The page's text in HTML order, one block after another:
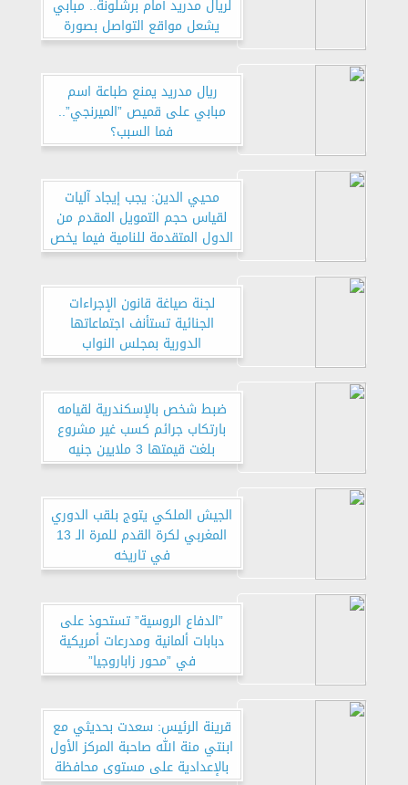
لريال مدريد أمام برشلونة.. مبابي
يشعل مواقع التواصل بصورة
غامضة
ريال مدريد يمنع طباعة اسم
مبابي على قميص ”الميرنجي”..
فما السبب؟
محيي الدين: يجب إيجاد آليات
لقياس حجم التمويل المقدم من
الدول المتقدمة للنامية فيما يخص
العمل المناخي
لجنة صياغة قانون الإجراءات
الجنائية تستأنف اجتماعاتها
الدورية بمجلس النواب
ضبط شخص بالإسكندرية لقيامه
بارتكاب جرائم كسب غير مشروع
بلغت قيمتها 3 ملايين جنيه
الجيش الملكي يتوج بلقب الدوري
المغربي لكرة القدم للمرة الـ 13
في تاريخه
”الدفاع الروسية” تستحوذ على
دبابات ألمانية ومدرعات أمريكية
في ”محور زاباروجيا”
قرينة الرئيس: سعدت بحديثي مع
ابنتي منة الله صاحبة المركز الأول
بالإعدادية على مستوى محافظة